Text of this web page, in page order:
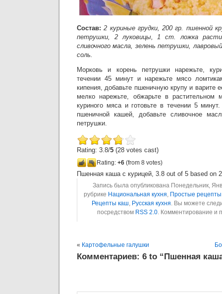
Состав:2 куриные грудки, 200 гр. пшенной
петрушки, 2 луковицы, 1 ст. ложка
сливочного масла, зелень петрушки,
соль.
Морковь и корень петрушки нарежьте,
течении 45 минут и нарежьте мясо
кипения, добавьте пшеничную крупу и варите
мелко нарежьте, обжарьте в растительном
куриного мяса и готовьте в течении 5
пшеничной кашей, добавьте сливочное
петрушки.
Rating: 3.8/5 (28 votes cast)
Rating: +6 (from 8 votes)
Пшенная каша с курицей, 3.8 out of 5 based on
Запись была опубликована Понедельник,
рубрике Национальная кухня, Простые рецепты
Рецепты каш, Русская кухня. Вы можете
посредством RSS 2.0. Комментирование и
« Картофельные галушки
Комментариев: 6 to “Пшенная